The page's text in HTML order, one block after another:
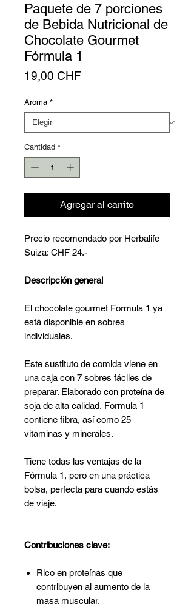
Paquete de 7 porciones
de Bebida Nutricional de
Chocolate Gourmet
Fórmula 1
19,00 CHF
Aroma *
Cantidad *
Agregar al carrito
Precio recomendado por Herbalife
Suiza: CHF 24.-
Descripción general
El chocolate gourmet Formula 1 ya
está disponible en sobres
individuales.
Este sustituto de comida viene en
una caja con 7 sobres fáciles de
preparar. Elaborado con proteína de
soja de alta calidad, Formula 1
contiene fibra, así como 25
vitaminas y minerales.
Tiene todas las ventajas de la
Fórmula 1, pero en una práctica
bolsa, perfecta para cuando estás
de viaje.
Contribuciones clave:
Rico en proteínas que
contribuyen al aumento de la
masa muscular.